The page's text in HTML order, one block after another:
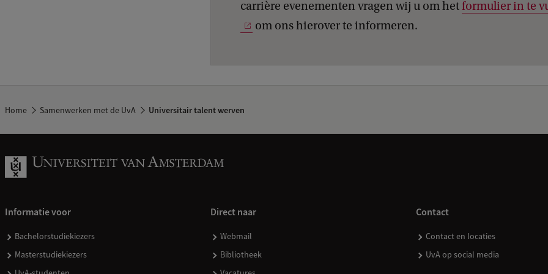
carrière evenementen vragen wij u om hetformulier in te
om ons hierover te informeren.
Home Samenwerken met de UvA Universitair talent werven
Informatie voor
Bachelorstudiekiezers
Masterstudiekiezers
Direct naar
Webmail
Bibliotheek
Contact
Contact en locaties
UvA op social media